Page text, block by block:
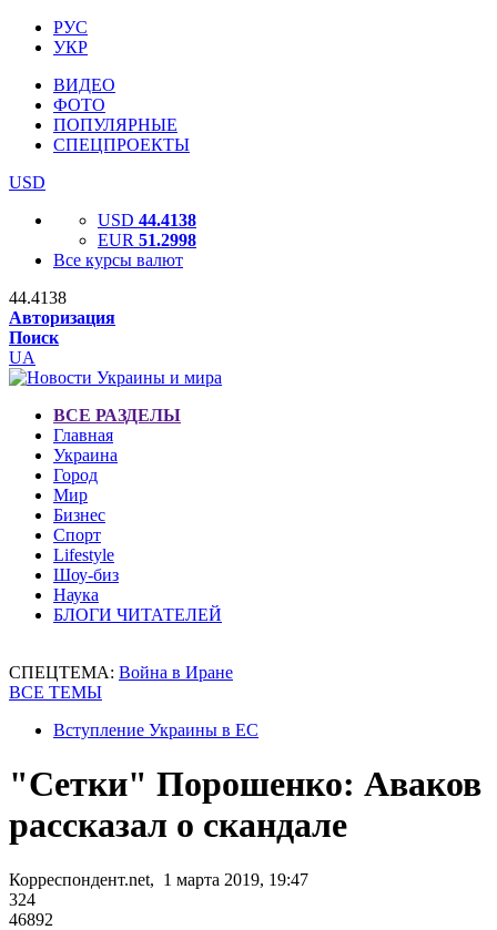
РУС
УКР
ВИДЕО
ФОТО
ПОПУЛЯРНЫЕ
СПЕЦПРОЕКТЫ
USD
USD 44.4138
EUR 51.2998
Все курсы валют
44.4138
Авторизация
Поиск
UA
ВСЕ РАЗДЕЛЫ
Главная
Украина
Город
Мир
Бизнес
Спорт
Lifestyle
Шоу-биз
Наука
БЛОГИ ЧИТАТЕЛЕЙ
СПЕЦТЕМА: Война в Иране
ВСЕ ТЕМЫ
Вступление Украины в ЕС
"Сетки" Порошенко: Аваков
рассказал о скандале
Корреспондент.net, 1 марта 2019, 19:47
324
46892